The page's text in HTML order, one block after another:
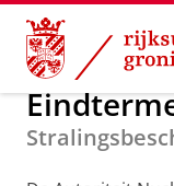
Skip
Content
Skip
Navigation
Onderwijs